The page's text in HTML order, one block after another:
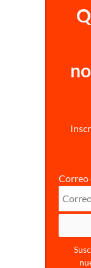
Correo